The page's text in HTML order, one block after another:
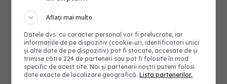
Aflați mai multe
Datele dvs. cu caracter personal vor fi prelucrate, iar
informațiile de pe dispozitiv (cookie-uri, identificatori unici
și alte date de pe dispozitiv) pot fi stocate, accesate de și
trimise către 224 de parteneri sau pot fi folosite în mod
specific de acest site. Noi și partenerii noștri putem folosi
date exacte de localizare geografică.Lista partenerilor.